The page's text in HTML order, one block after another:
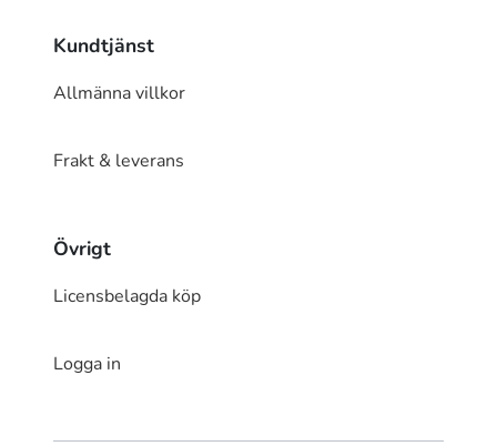
Kundtjänst
Allmänna villkor
Frakt & leverans
Övrigt
Licensbelagda köp
Logga in